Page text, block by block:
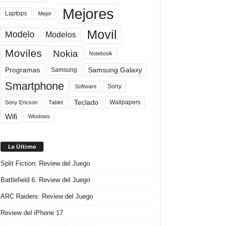
Laptops Mejor Mejores
Modelo Modelos Movil
Moviles Nokia Notebook
Programas Samsung Samsung Galaxy
Smartphone Software Sony
Sony Ericson Tablet Teclado Wallpapers
Wifi Windows
Lo Último
Split Fiction: Review del Juego
Battlefield 6: Review del Juego
ARC Raiders: Review del Juego
Review del iPhone 17